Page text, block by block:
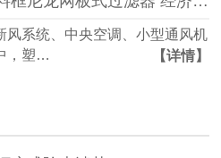
风系统、中央空调、小型通风机
，塑…
【详情】